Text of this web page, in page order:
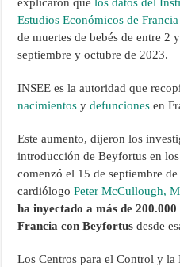
explicaron quelos datos del
Estudios Económicos de Francia
de muertes de bebés de entre 2
septiembre y octubre de 2023.
INSEE es la autoridad que
nacimientos ydefunciones en
Este aumento, dijeron los
introducción de Beyfortus en
comenzó el 15 de septiembre
cardiólogoPeter McCullough,
ha inyectado a más de 200.000
Francia con Beyfortus desde
Los Centros para el Control y la